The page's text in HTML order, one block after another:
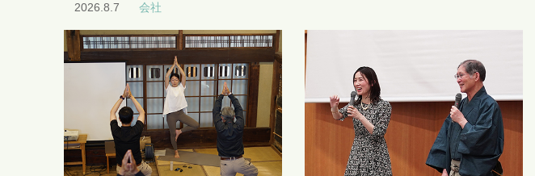
2026.8.7 会社